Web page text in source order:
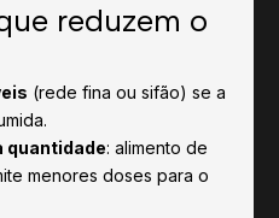
reduzem o
(rede fina ou sifão) se a
quantidade: alimento de
menores doses para o